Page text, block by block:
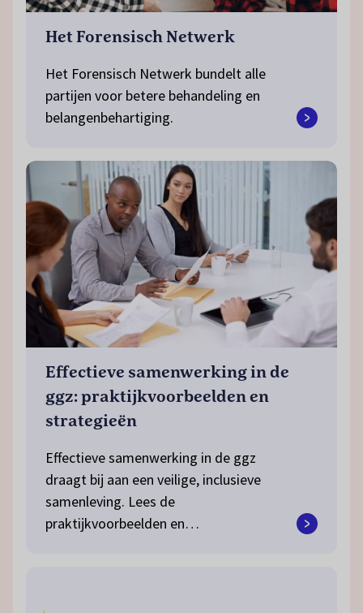
Het Forensisch Netwerk
Het Forensisch Netwerk bundelt alle
partijen voor betere behandeling en
belangenbehartiging.
Effectieve samenwerking in de
ggz: praktijkvoorbeelden en
strategieën
Effectieve samenwerking in de ggz
draagt bij aan een veilige, inclusieve
samenleving. Lees de
praktijkvoorbeelden en…